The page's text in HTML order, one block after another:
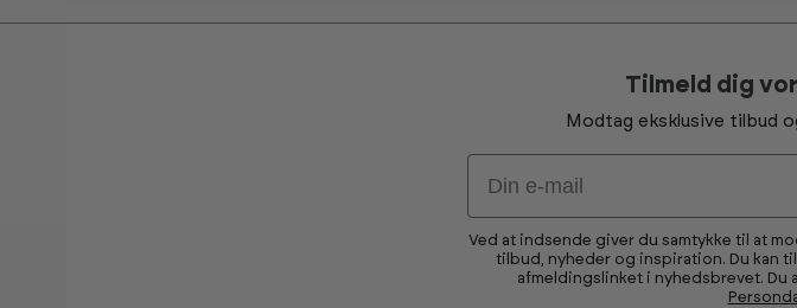
Tilmeld dig
Modtag eksklusive tilbud
Email
Ved at indsende giver du samtykke til at
tilbud, nyheder og inspiration. Du kan
afmeldingslinket i nyhedsbrevet.